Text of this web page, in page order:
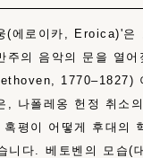
(에로이카, Eroica)'은
주의 음악의 문을 열
1770–1827)
, 나폴레옹 헌정 취소
평이 어떻게 후대의
니다. 베토벤의 모습(